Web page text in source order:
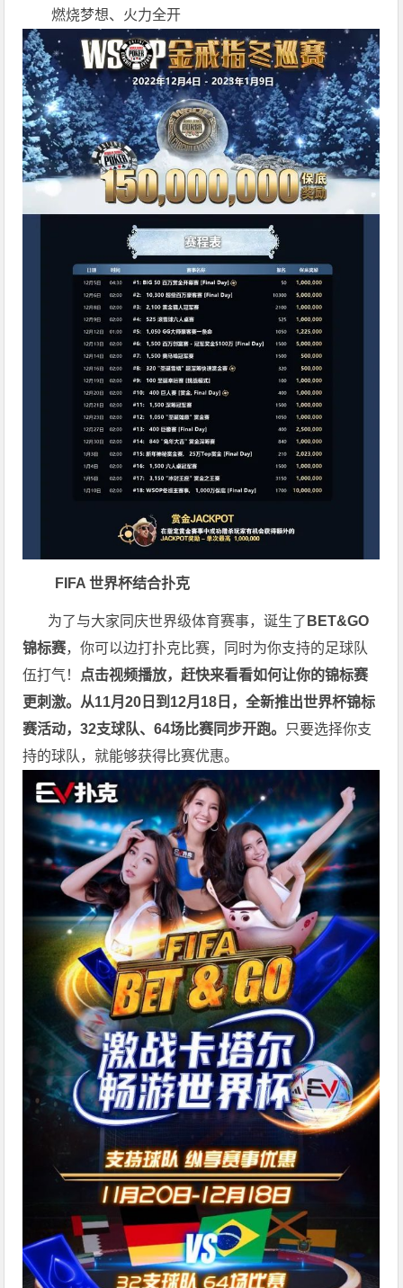
燃烧梦想、火力全开
FIFA 世界杯结合扑克
为了与大家同庆世界级体育赛事，诞生了 BET&GO
锦标赛，你可以边打扑克比赛，同时为你支持的足球队
伍打气！ 点击视频播放，赶快来看看如何让你的锦标赛
更刺激。 从11月20日到12月18日，全新推出世界杯锦标
赛活动，32支球队、64场比赛同步开跑。 只要选择你支
持的球队，就能够获得比赛优惠。